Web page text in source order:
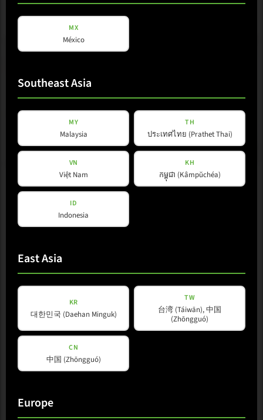
MX
México
Southeast Asia
MY
Malaysia
TH
ประเทศไทย (Prathet Thai)
VN
Việt Nam
KH
កម្ពុជា (Kâmpŭchéa)
ID
Indonesia
East Asia
KR
대한민국 (Daehan Minguk)
TW
台湾 (Táiwān), 中国
(Zhōngguó)
CN
中国 (Zhōngguó)
Europe